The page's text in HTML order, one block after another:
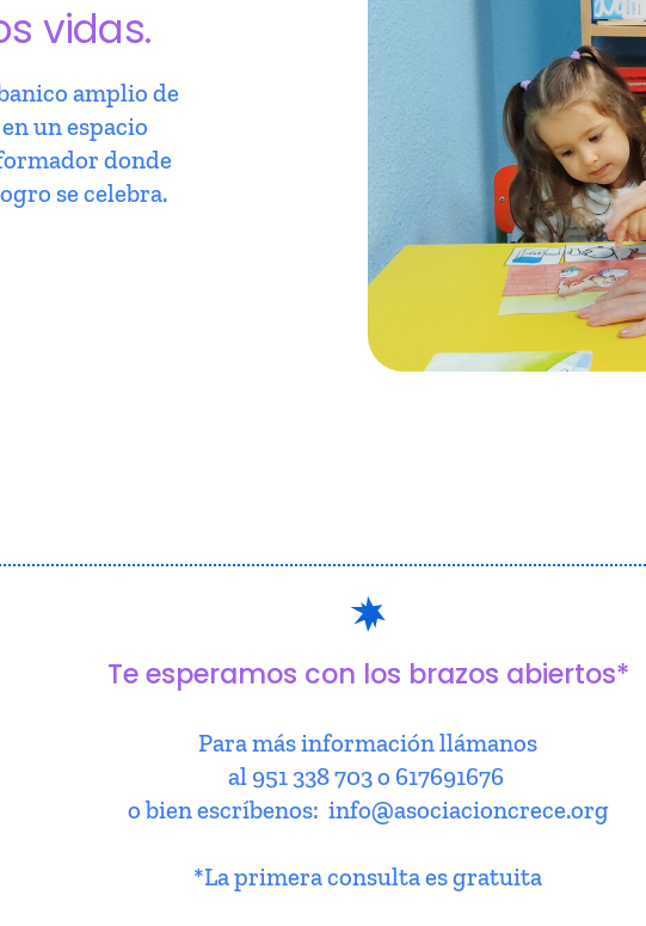
vidas.
amplio de
un espacio
donde
se celebra.
Te esperamos con los brazos abiertos*
Para más información llámanos
al 951 338 703 o 617691676
o bien escríbenos: info@asociacioncrece.org
*La primera consulta es gratuita